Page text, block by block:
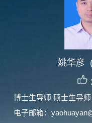
姚华彦
博士生导师 硕士生导师
电子邮箱：